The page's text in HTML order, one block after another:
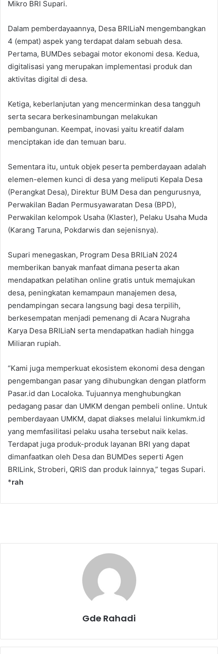
Mikro BRI Supari.
Dalam pemberdayaannya, Desa BRILiaN mengembangkan
4 (empat) aspek yang terdapat dalam sebuah desa.
Pertama, BUMDes sebagai motor ekonomi desa. Kedua,
digitalisasi yang merupakan implementasi produk dan
aktivitas digital di desa.
Ketiga, keberlanjutan yang mencerminkan desa tangguh
serta secara berkesinambungan melakukan
pembangunan. Keempat, inovasi yaitu kreatif dalam
menciptakan ide dan temuan baru.
Sementara itu, untuk objek peserta pemberdayaan adalah
elemen-elemen kunci di desa yang meliputi Kepala Desa
(Perangkat Desa), Direktur BUM Desa dan pengurusnya,
Perwakilan Badan Permusyawaratan Desa (BPD),
Perwakilan kelompok Usaha (Klaster), Pelaku Usaha Muda
(Karang Taruna, Pokdarwis dan sejenisnya).
Supari menegaskan, Program Desa BRILiaN 2024
memberikan banyak manfaat dimana peserta akan
mendapatkan pelatihan online gratis untuk memajukan
desa, peningkatan kemampaun manajemen desa,
pendampingan secara langsung bagi desa terpilih,
berkesempatan menjadi pemenang di Acara Nugraha
Karya Desa BRILiaN serta mendapatkan hadiah hingga
Miliaran rupiah.
“Kami juga memperkuat ekosistem ekonomi desa dengan
pengembangan pasar yang dihubungkan dengan platform
Pasar.id dan Localoka. Tujuannya menghubungkan
pedagang pasar dan UMKM dengan pembeli online. Untuk
pemberdayaan UMKM, dapat diakses melalui linkumkm.id
yang memfasilitasi pelaku usaha tersebut naik kelas.
Terdapat juga produk-produk layanan BRI yang dapat
dimanfaatkan oleh Desa dan BUMDes seperti Agen
BRILink, Stroberi, QRIS dan produk lainnya,” tegas Supari.
*rah
Gde Rahadi